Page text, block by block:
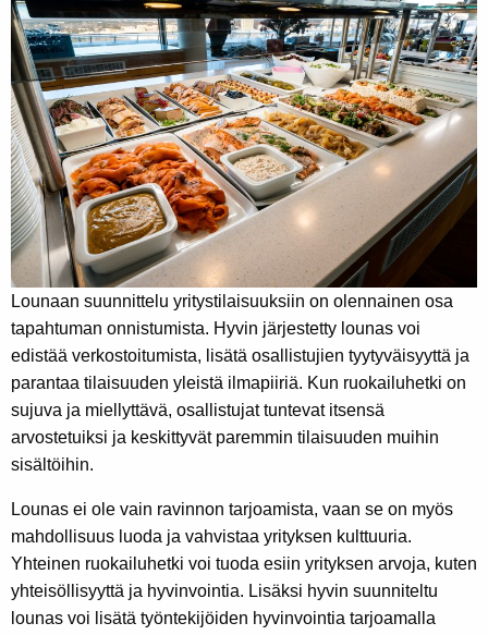
Lounaan suunnittelu yritystilaisuuksiin on olennainen osa
tapahtuman onnistumista. Hyvin järjestetty lounas voi
edistää verkostoitumista, lisätä osallistujien tyytyväisyyttä ja
parantaa tilaisuuden yleistä ilmapiiriä. Kun ruokailuhetki on
sujuva ja miellyttävä, osallistujat tuntevat itsensä
arvostetuiksi ja keskittyvät paremmin tilaisuuden muihin
sisältöihin.
Lounas ei ole vain ravinnon tarjoamista, vaan se on myös
mahdollisuus luoda ja vahvistaa yrityksen kulttuuria.
Yhteinen ruokailuhetki voi tuoda esiin yrityksen arvoja, kuten
yhteisöllisyyttä ja hyvinvointia. Lisäksi hyvin suunniteltu
lounas voi lisätä työntekijöiden hyvinvointia tarjoamalla